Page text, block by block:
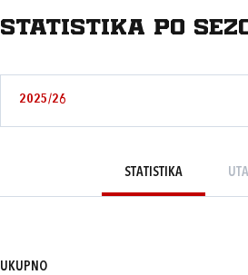
Statistika po
2025/26
STATISTIKA
UKUPNO